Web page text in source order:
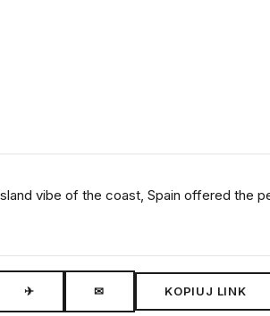
vibe of the coast, Spain offered the
✈ ✉ KOPIUJ LINK